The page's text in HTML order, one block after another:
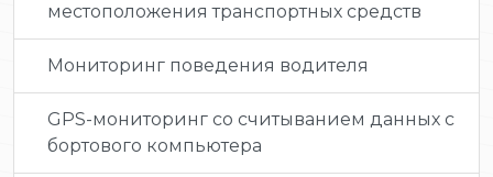
местоположения транспортных средств
Мониторинг поведения водителя
GPS-мониторинг со считыванием данных с
бортового компьютера